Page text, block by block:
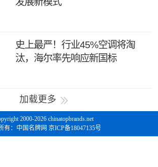
史上最严！行业45%空调将淘
汰，海尔率先响应新国标
加载更多
2000-2026 chinatopbrands.net
有：中国名牌网 京ICP备18047135号